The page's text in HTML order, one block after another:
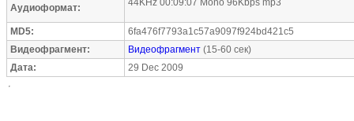
Аудиоформат: 44KHz 00:09:07 Mono 96Kbps mp3
MD5:
6fa476f7793a1c57a9097f924bd421c5
Видеофрагмент:
Видеофрагмент (15-60 сек)
Дата:
29 Dec 2009